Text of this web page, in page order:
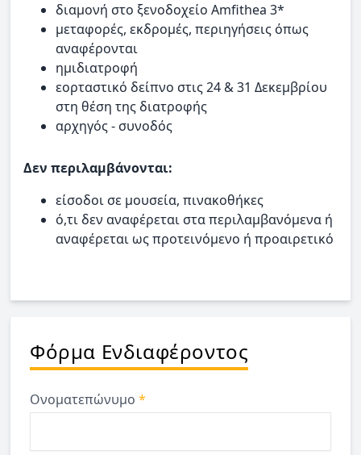
διαμονή στο ξενοδοχείο Amfithea 3*
μεταφορές, εκδρομές, περιηγήσεις όπως
αναφέρονται
ημιδιατροφή
εορταστικό δείπνο στις 24 & 31 Δεκεμβρίου
στη θέση της διατροφής
αρχηγός - συνοδός
Δεν περιλαμβάνονται:
είσοδοι σε μουσεία, πινακοθήκες
ό,τι δεν αναφέρεται στα περιλαμβανόμενα ή
αναφέρεται ως προτεινόμενο ή προαιρετικό
Φόρμα Ενδιαφέροντος
Ονοματεπώνυμο *